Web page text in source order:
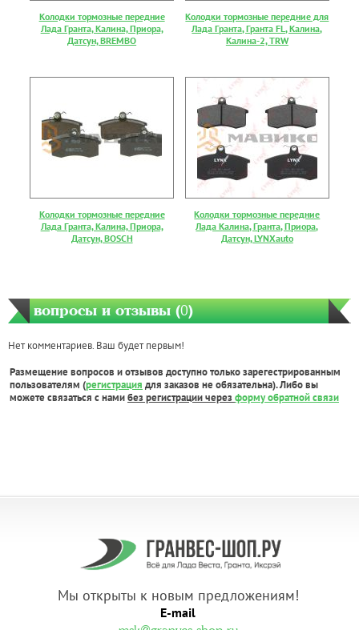
Колодки тормозные передние
Лада Гранта, Калина, Приора,
Датсун, BREMBO
Колодки тормозные передние для
Лада Гранта, Гранта FL, Калина,
Калина-2, TRW
Колодки тормозные передние
Лада Гранта, Калина, Приора,
Датсун, BOSCH
Колодки тормозные передние
Лада Калина, Гранта, Приора,
Датсун, LYNXauto
вопросы и отзывы (0)
Нет комментариев. Ваш будет первым!
Размещение вопросов и отзывов доступно только зарегестрированным
пользователям (регистрация для заказов не обязательна). Либо вы
можете связаться с намибез регистрации через форму обратной связи
Мы открыты к новым предложениям!
E-mail